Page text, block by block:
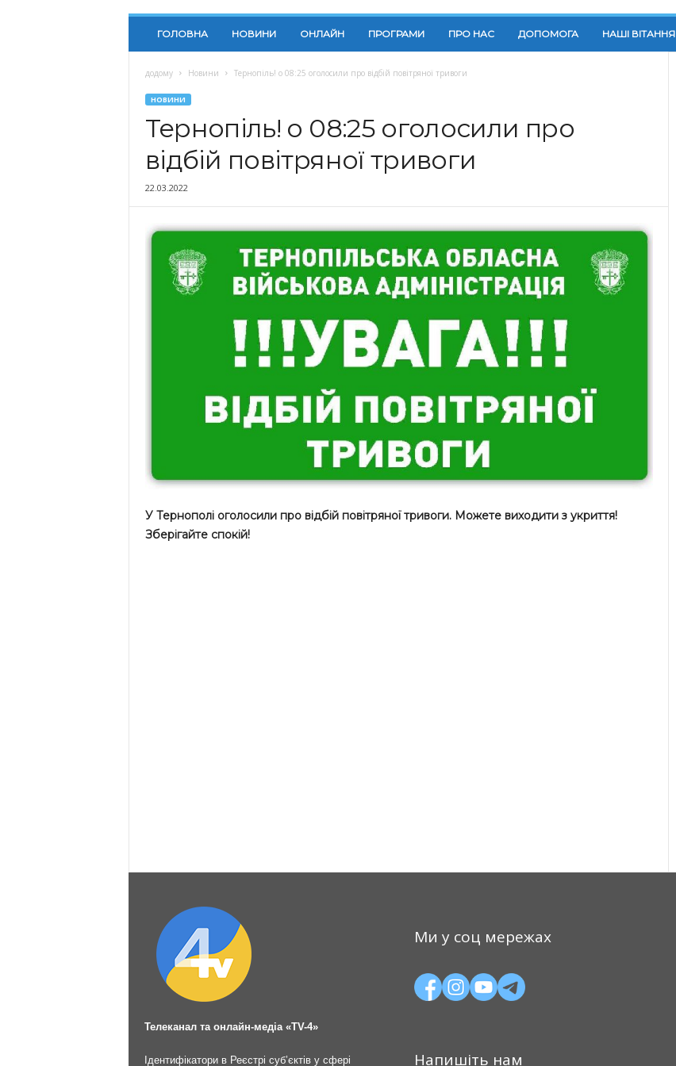
ГОЛОВНА НОВИНИ ОНЛАЙН ПРОГРАМИ ПРО НАС ДОПОМОГА НАШІ ВІТАННЯ
додому Новини Тернопіль! о 08:25 оголосили про відбій повітряної тривоги
НОВИНИ
Тернопіль! о 08:25 оголосили про
відбій повітряної тривоги
22.03.2022
У Тернополі оголосили про відбій повітряної тривоги. Можете виходити з укриття!
Зберігайте спокій!
Телеканал та онлайн-медіа «TV-4»
Ідентифікатори в Реєстрі суб’єктів у сфері
Ми у соц мережах
Напишіть нам